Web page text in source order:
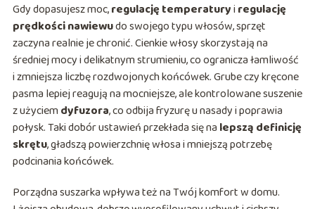
Gdy dopasujesz moc,regulację temperaturyi regulację
prędkości nawiewudo swojego typu włosów, sprzęt
zaczyna realnie je chronić. Cienkie włosy skorzystają na
średniej mocy i delikatnym strumieniu, co ogranicza łamliwość
i zmniejsza liczbę rozdwojonych końcówek. Grube czy kręcone
pasma lepiej reagują na mocniejsze, ale kontrolowane suszenie
z użyciemdyfuzora, co odbija fryzurę u nasady i poprawia
połysk. Taki dobór ustawień przekłada się na lepszą definicję
skrętu, gładszą powierzchnię włosa i mniejszą potrzebę
podcinania końcówek.
Porządna suszarka wpływa też na Twój komfort w domu.